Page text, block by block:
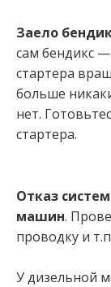
Заело
сам бендикс
стартера
больше
нет.
стартера.
Отказ
машин.
проводку и
У дизельной